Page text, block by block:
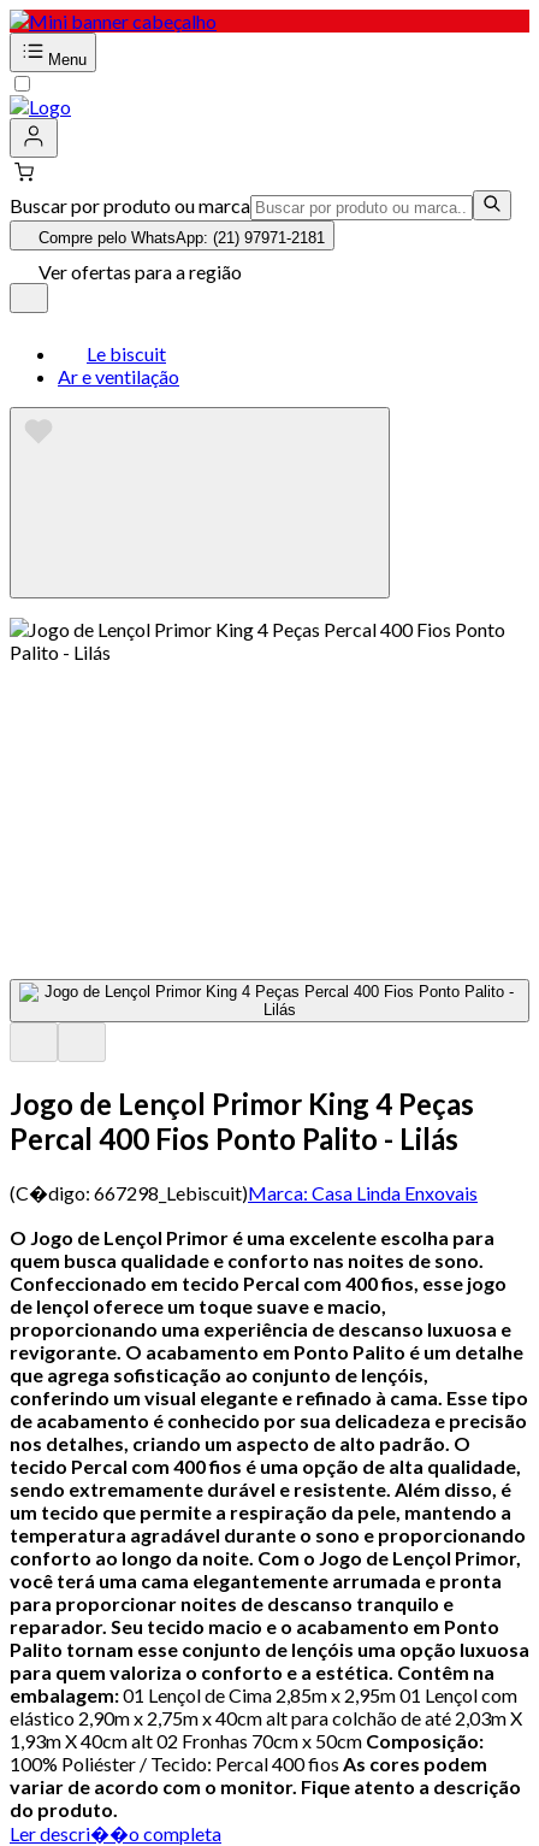
Menu
Buscar por produto ou marca
Compre pelo WhatsApp: (21) 97971-2181
Ver ofertas para a região
Le biscuit
Ar e ventilação
Jogo de Lençol Primor King 4 Peças
Percal 400 Fios Ponto Palito - Lilás
(C�digo: 667298_Lebiscuit)Marca: Casa Linda Enxovais
O Jogo de Lençol Primor é uma excelente escolha para
quem busca qualidade e conforto nas noites de sono.
Confeccionado em tecido Percal com 400 fios, esse jogo
de lençol oferece um toque suave e macio,
proporcionando uma experiência de descanso luxuosa e
revigorante. O acabamento em Ponto Palito é um detalhe
que agrega sofisticação ao conjunto de lençóis,
conferindo um visual elegante e refinado à cama. Esse tipo
de acabamento é conhecido por sua delicadeza e precisão
nos detalhes, criando um aspecto de alto padrão. O
tecido Percal com 400 fios é uma opção de alta qualidade,
sendo extremamente durável e resistente. Além disso, é
um tecido que permite a respiração da pele, mantendo a
temperatura agradável durante o sono e proporcionando
conforto ao longo da noite. Com o Jogo de Lençol Primor,
você terá uma cama elegantemente arrumada e pronta
para proporcionar noites de descanso tranquilo e
reparador. Seu tecido macio e o acabamento em Ponto
Palito tornam esse conjunto de lençóis uma opção luxuosa
para quem valoriza o conforto e a estética. Contêm na
embalagem:01 Lençol de Cima 2,85m x 2,95m 01 Lençol com
elástico 2,90m x 2,75m x 40cm alt para colchão de até 2,03m X
1,93m X 40cm alt 02 Fronhas 70cm x 50cm Composição:
100% Poliéster / Tecido: Percal 400 fios As cores podem
variar de acordo com o monitor. Fique atento a descrição
do produto.
Ler descri��o completa